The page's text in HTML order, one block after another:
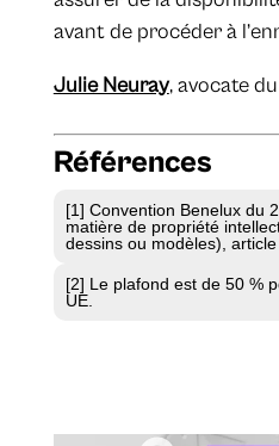
avant de procéder à
Julie Neuray, avocate
Références
[1] Convention Benelux du
matière de propriété
dessins ou modèles), article
[2] Le plafond est de 50 %
UE.